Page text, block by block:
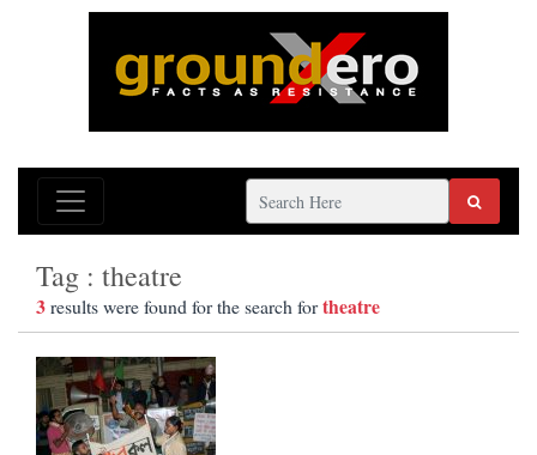
Tag : theatre
3results were found for the search fortheatre